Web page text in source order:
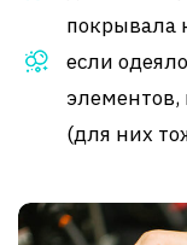
покрывала
если
(для них